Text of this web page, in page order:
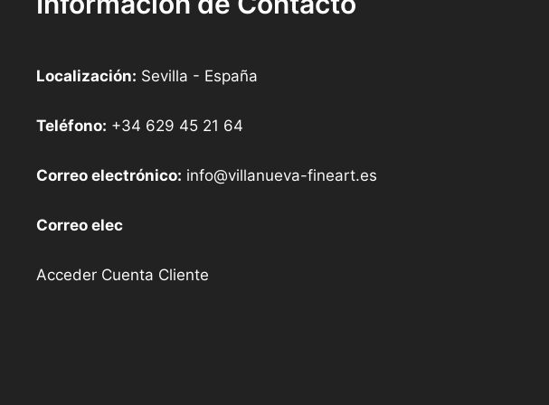
Localización: Sevilla - España
Teléfono: +34 629 45 21 64
Correo electrónico: info@villanueva-fineart.es
Correo elec
Acceder Cuenta Cliente